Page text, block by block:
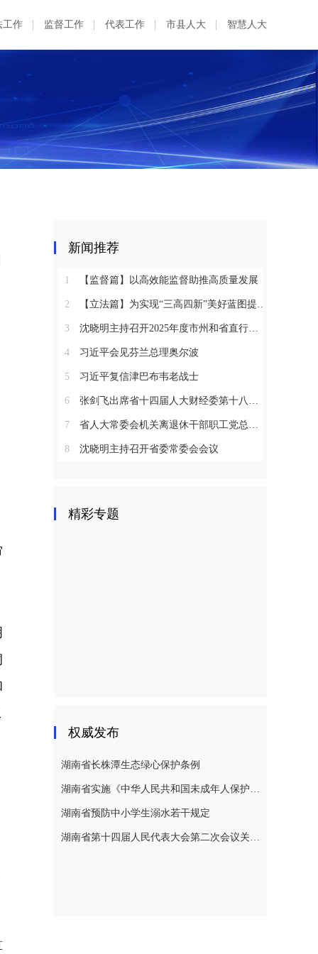
工作 监督工作 代表工作 市县人大 智慧人大
新闻推荐
1 【监督篇】以高效能监督助推高质量发展
2 【立法篇】为实现“三高四新”美好蓝图提供坚实法治保障
3 沈晓明主持召开2025年度市州和省直行业系统党（工）委书记抓基层党建工作述职评议会议
4 习近平会见芬兰总理奥尔波
5 习近平复信津巴布韦老战士
6 张剑飞出席省十四届人大财经委第十八次全体会议
7 省人大常委会机关离退休干部职工党总支召开2025年度总结表彰大会
8 沈晓明主持召开省委常委会会议
精彩专题
权威发布
湖南省长株潭生态绿心保护条例
湖南省实施《中华人民共和国未成年人保护法》若干规定
湖南省预防中小学生溺水若干规定
湖南省第十四届人民代表大会第二次会议关于湖南省人民代表大会常务委员会工作报告的决议